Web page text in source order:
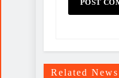
Related News